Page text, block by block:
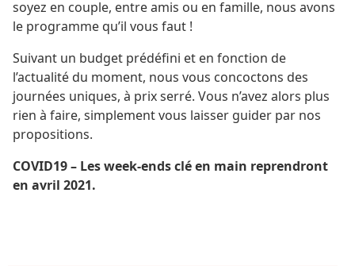
soyez en couple, entre amis ou en famille, nous avons
le programme qu’il vous faut !
Suivant un budget prédéfini et en fonction de
l’actualité du moment, nous vous concoctons des
journées uniques, à prix serré. Vous n’avez alors plus
rien à faire, simplement vous laisser guider par nos
propositions.
COVID19 – Les week-ends clé en main reprendront
en avril 2021.